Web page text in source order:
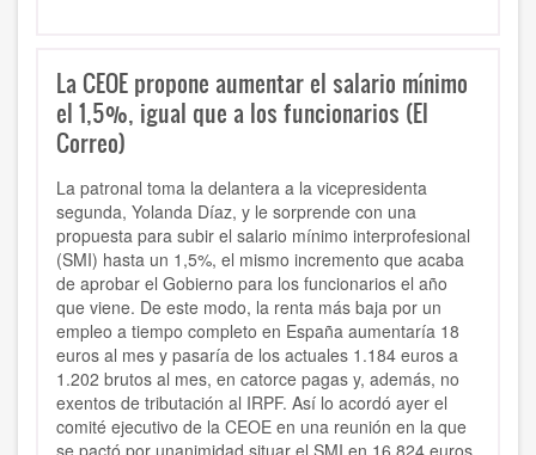
La CEOE propone aumentar el salario mínimo
el 1,5%, igual que a los funcionarios (El
Correo)
La patronal toma la delantera a la vicepresidenta
segunda, Yolanda Díaz, y le sorprende con una
propuesta para subir el salario mínimo interprofesional
(SMI) hasta un 1,5%, el mismo incremento que acaba
de aprobar el Gobierno para los funcionarios el año
que viene. De este modo, la renta más baja por un
empleo a tiempo completo en España aumentaría 18
euros al mes y pasaría de los actuales 1.184 euros a
1.202 brutos al mes, en catorce pagas y, además, no
exentos de tributación al IRPF. Así lo acordó ayer el
comité ejecutivo de la CEOE en una reunión en la que